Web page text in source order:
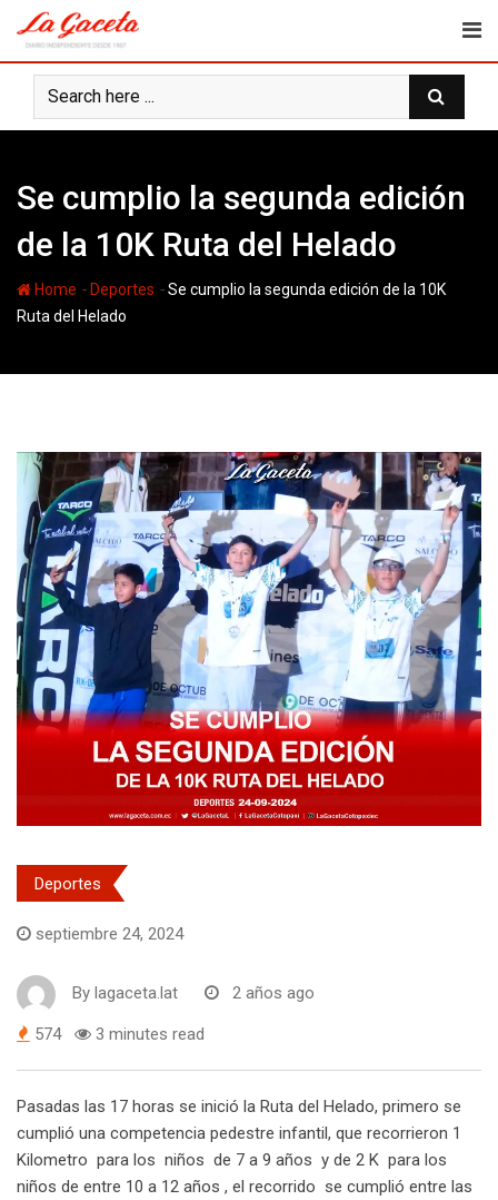
content
Se cumplio la segunda edición
de la 10K Ruta del Helado
Home - Deportes -Se cumplio la segunda edición de la 10K
Ruta del Helado
Deportes
septiembre 24, 2024
By lagaceta.lat 2 años ago
574 3 minutes read
Pasadas las 17 horas se inició la Ruta del Helado, primero se
cumplió una competencia pedestre infantil, que recorrieron 1
Kilometro para los niños de 7 a 9 años y de 2 K para los
niños de entre 10 a 12 años , el recorrido se cumplió entre las